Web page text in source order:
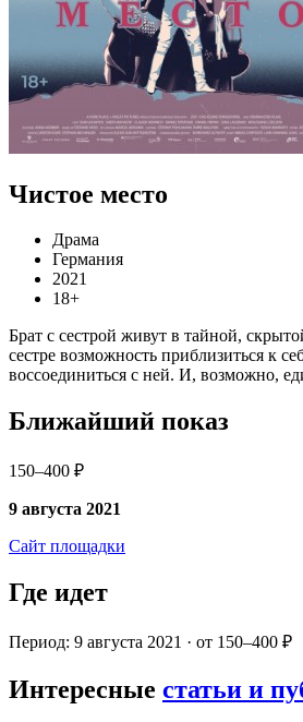
Чистое место
Драма
Германия
2021
18+
Брат с сестрой живут в тайной,
сестре возможность приблизиться к
воссоединиться с ней. И, возможно,
Ближайший показ
150–400 ₽
9 августа 2021
Сайт площадки
Где идет
Период: 9 августа 2021 · от 150–400 ₽
Интересные статьи и